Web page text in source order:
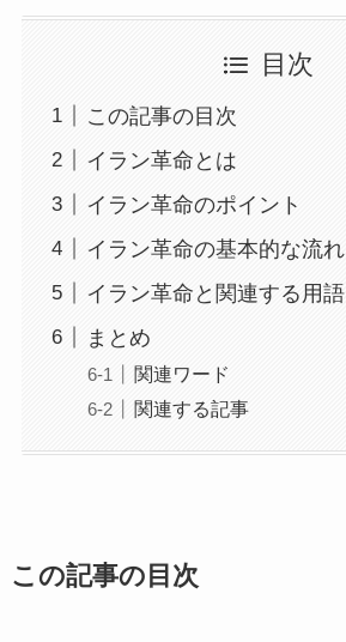
目次
この記事の目次
イラン革命とは
イラン革命のポイント
イラン革命の基本的な流れ
イラン革命と関連する用語
まとめ
関連ワード
関連する記事
この記事の目次